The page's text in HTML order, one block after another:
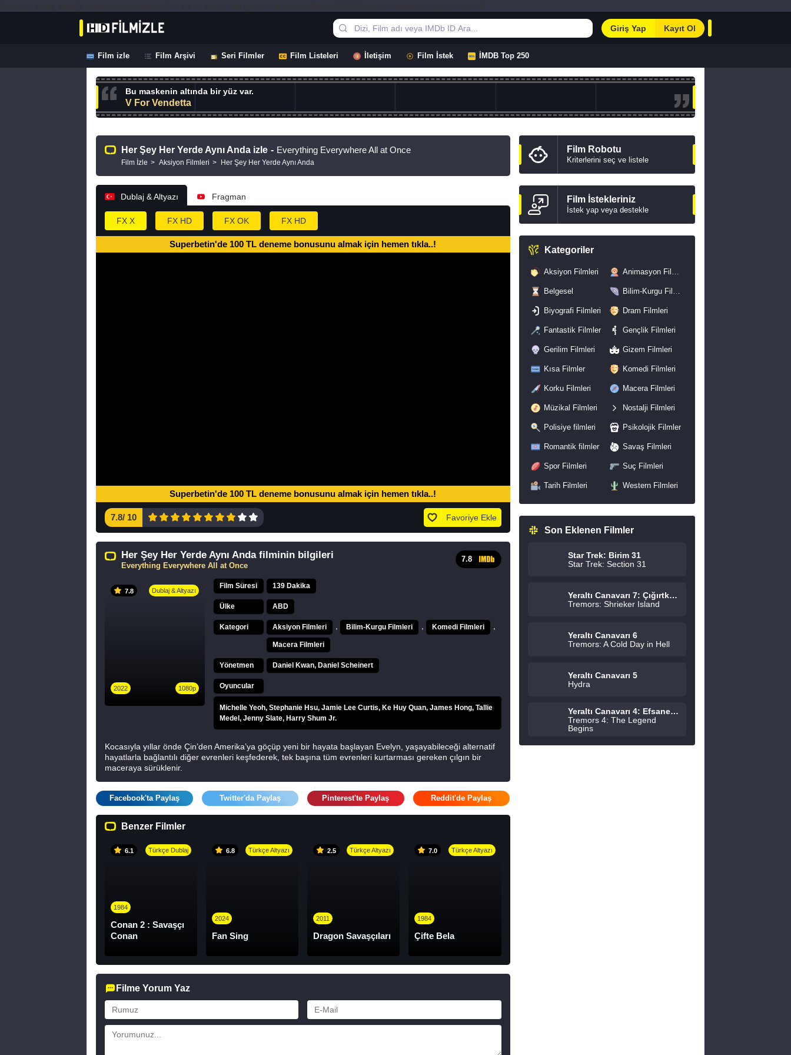
Giriş Yap Kayıt Ol
Film izle Film Arşivi Seri Filmler Film Listeleri İletişim Film İstek İMDB Top 250
Bu maskenin altında bir yüz var.
V For Vendetta
Her Şey Her Yerde Aynı Anda izle - Everything Everywhere All at Once
Film İzle Aksiyon Filmleri Her Şey Her Yerde Aynı Anda
Dublaj & Altyazı Fragman
FX X FX HD FX OK FX HD
Superbetin'de 100 TL deneme bonusunu almak için hemen tıkla..!
Superbetin'de 100 TL deneme bonusunu almak için hemen tıkla..!
7.8/ 10 Favoriye Ekle
Her Şey Her Yerde Aynı Anda filminin bilgileri
Everything Everywhere All at Once
7.8
7.8 Dublaj & Altyazı
2022 1080p
Film Süresi 139 Dakika
Ülke ABD
Kategori Aksiyon Filmleri Bilim-Kurgu Filmleri Komedi Filmleri
Macera Filmleri
Yönetmen Daniel Kwan, Daniel Scheinert
Oyuncular
Michelle Yeoh, Stephanie Hsu, Jamie Lee Curtis, Ke Huy Quan, James Hong, Tallie
Medel, Jenny Slate, Harry Shum Jr.
Kocasıyla yıllar önde Çin’den Amerika’ya göçüp yeni bir hayata başlayan Evelyn, yaşayabileceği alternatif
hayatlarla bağlantılı diğer evrenleri keşfederek, tek başına tüm evrenleri kurtarması gereken çılgın bir
maceraya sürüklenir.
Facebook'ta Paylaş Twitter'da Paylaş Pinterest'te Paylaş Reddit'de Paylaş
Benzer Filmler
6.1 Türkçe Dublaj
1984
Conan 2 : Savaşçı
Conan
6.8 Türkçe Altyazı
2024
Fan Sing
2.5 Türkçe Altyazı
2011
Dragon Savaşçıları
7.0 Türkçe Altyazı
1984
Çifte Bela
Filme Yorum Yaz
Film Robotu
Kriterlerini seç ve listele
Film İstekleriniz
İstek yap veya destekle
Kategoriler
Aksiyon Filmleri Animasyon Filmleri
Belgesel Bilim-Kurgu Filmleri
Biyografi Filmleri Dram Filmleri
Fantastik Filmler Gençlik Filmleri
Gerilim Filmleri Gizem Filmleri
Kısa Filmler Komedi Filmleri
Korku Filmleri Macera Filmleri
Müzikal Filmleri Nostalji Filmleri
Polisiye filmleri Psikolojik Filmler
Romantik filmler Savaş Filmleri
Spor Filmleri Suç Filmleri
Tarih Filmleri Western Filmleri
Son Eklenen Filmler
Star Trek: Birim 31
Star Trek: Section 31
Yeraltı Canavarı 7: Çığırtkanlar Adası
Tremors: Shrieker Island
Yeraltı Canavarı 6
Tremors: A Cold Day in Hell
Yeraltı Canavarı 5
Hydra
Yeraltı Canavarı 4: Efsane Başlıyor
Tremors 4: The Legend
Begins